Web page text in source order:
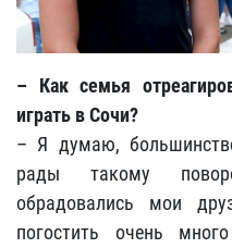
– Как семья
играть в Сочи?
– Я думаю,
рады такому
обрадовались мои
погостить очень